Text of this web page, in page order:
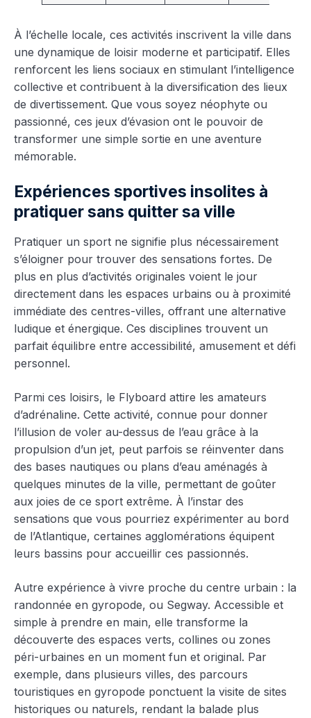
À l’échelle locale, ces activités inscrivent la ville dans
une dynamique de loisir moderne et participatif. Elles
renforcent les liens sociaux en stimulant l’intelligence
collective et contribuent à la diversification des lieux
de divertissement. Que vous soyez néophyte ou
passionné, ces jeux d’évasion ont le pouvoir de
transformer une simple sortie en une aventure
mémorable.
Expériences sportives insolites à
pratiquer sans quitter sa ville
Pratiquer un sport ne signifie plus nécessairement
s’éloigner pour trouver des sensations fortes. De
plus en plus d’activités originales voient le jour
directement dans les espaces urbains ou à proximité
immédiate des centres-villes, offrant une alternative
ludique et énergique. Ces disciplines trouvent un
parfait équilibre entre accessibilité, amusement et défi
personnel.
Parmi ces loisirs, le Flyboard attire les amateurs
d’adrénaline. Cette activité, connue pour donner
l’illusion de voler au-dessus de l’eau grâce à la
propulsion d’un jet, peut parfois se réinventer dans
des bases nautiques ou plans d’eau aménagés à
quelques minutes de la ville, permettant de goûter
aux joies de ce sport extrême. À l’instar des
sensations que vous pourriez expérimenter au bord
de l’Atlantique, certaines agglomérations équipent
leurs bassins pour accueillir ces passionnés.
Autre expérience à vivre proche du centre urbain : la
randonnée en gyropode, ou Segway. Accessible et
simple à prendre en main, elle transforme la
découverte des espaces verts, collines ou zones
péri-urbaines en un moment fun et original. Par
exemple, dans plusieurs villes, des parcours
touristiques en gyropode ponctuent la visite de sites
historiques ou naturels, rendant la balade plus